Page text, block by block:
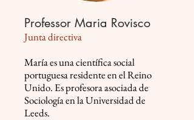
Professor Maria Rovisco
Junta directiva
María es una científica social
portuguesa residente en el Reino
Unido. Es profesora asociada de
Sociología en la Universidad de
Leeds.